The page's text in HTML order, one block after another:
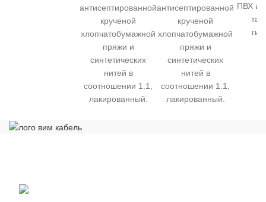
антисептированной
крученой
хлопчатобумажной
пряжи и
синтетических
нитей в
соотношении 1:1,
лакированный.
антисептированной
крученой
хлопчатобумажной
пряжи и
синтетических
нитей в
соотношении 1:1,
лакированный.
ПВХ